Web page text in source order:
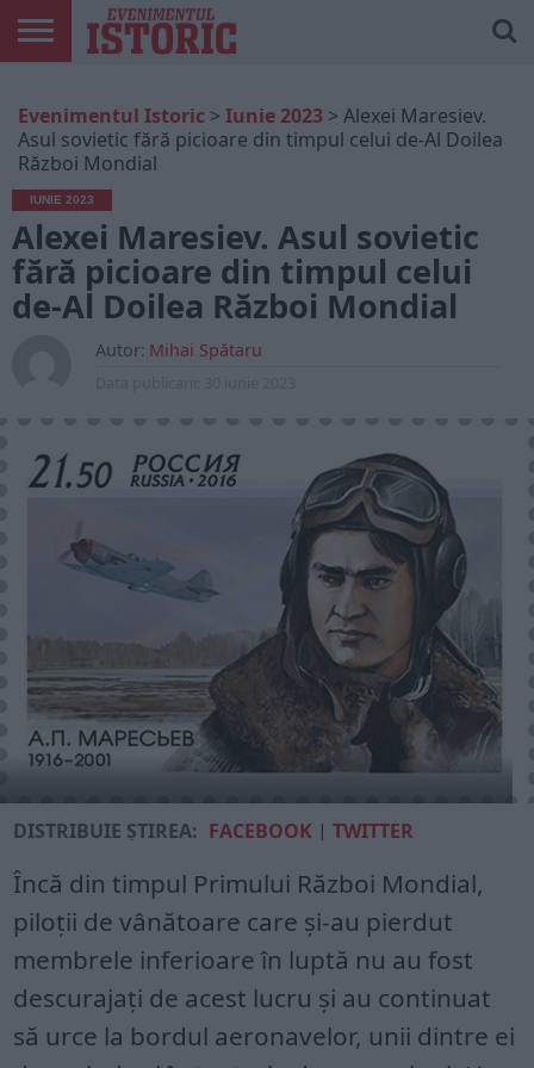
ONLINE
EDIȚII
TIPĂRITE
ISTORIC
PLAY
CONTUL
MEU
Evenimentul Istoric > Iunie 2023 > Alexei Maresiev.
Asul sovietic fără picioare din timpul celui de-Al Doilea
Război Mondial
IUNIE 2023
Alexei Maresiev. Asul sovietic
fără picioare din timpul celui
de-Al Doilea Război Mondial
Autor: Mihai Spătaru
DISTRIBUIE ȘTIREA: FACEBOOK |TWITTER
Încă din timpul Primului Război Mondial,
piloții de vânătoare care și-au pierdut
membrele inferioare în luptă nu au fost
descurajați de acest lucru și au continuat
să urce la bordul aeronavelor, unii dintre ei